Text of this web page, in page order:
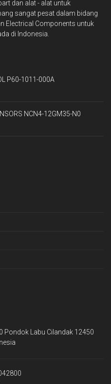
dan alat - alat untuk
sangat pesat dalam bidang
Electrical Components untuk
di Indonesia.
P60-1011-000A
NCN4-12GM35-N0
Pondok Labu Cilandak 12450